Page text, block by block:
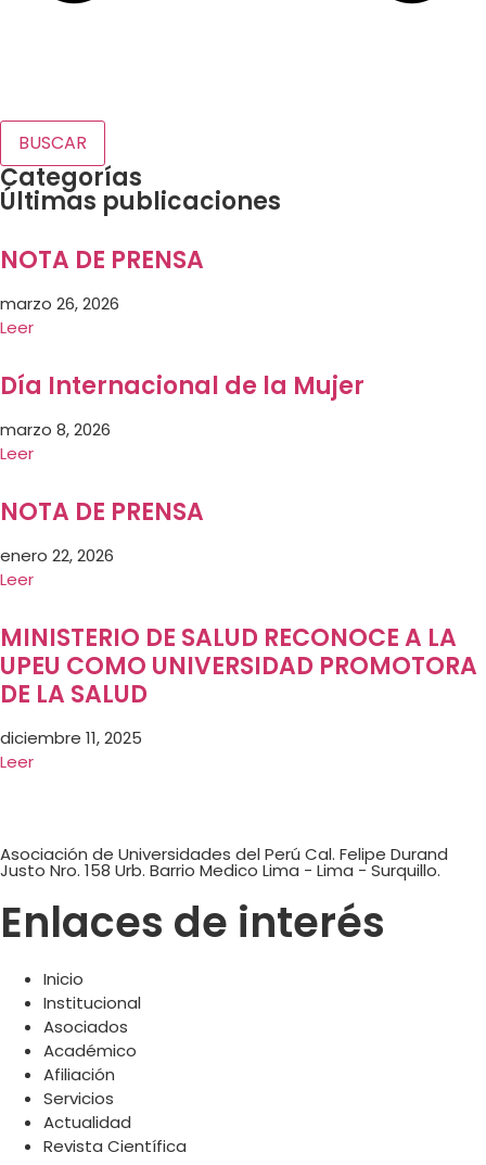
BUSCAR
Categorías
Últimas publicaciones
NOTA DE PRENSA
marzo 26, 2026
Leer
Día Internacional de la Mujer
marzo 8, 2026
Leer
NOTA DE PRENSA
enero 22, 2026
Leer
MINISTERIO DE SALUD RECONOCE A LA
UPEU COMO UNIVERSIDAD PROMOTORA
DE LA SALUD
diciembre 11, 2025
Leer
Asociación de Universidades del Perú Cal. Felipe Durand
Justo Nro. 158 Urb. Barrio Medico Lima - Lima - Surquillo.
Enlaces de interés
Inicio
Institucional
Asociados
Académico
Afiliación
Servicios
Actualidad
Revista Científica